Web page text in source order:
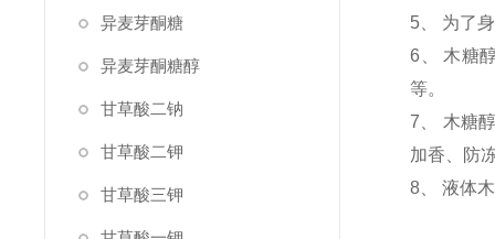
异麦芽酮糖
异麦芽酮糖醇
甘草酸二钠
甘草酸二钾
甘草酸三钾
5、 为了
6、 木糖
等。
7、 木糖
加香、防
8、 液体